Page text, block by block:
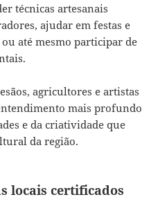
técnicas artesanais
ajudar em festas e
até mesmo participar de
agricultores e artistas
mais profundo
e da criatividade que
da região.
locais certificados